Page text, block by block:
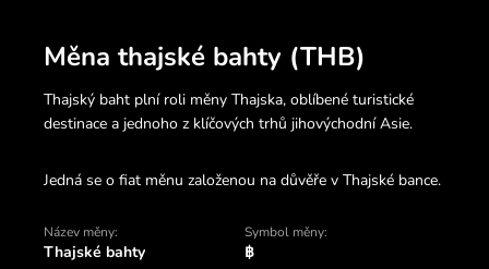
Měna thajské bahty (THB)
Thajský baht plní roli měny Thajska, oblíbené turistické
destinace a jednoho z klíčových trhů jihovýchodní Asie.
Jedná se o fiat měnu založenou na důvěře v Thajské bance.
Název měny:
Thajské bahty
Symbol měny:
฿